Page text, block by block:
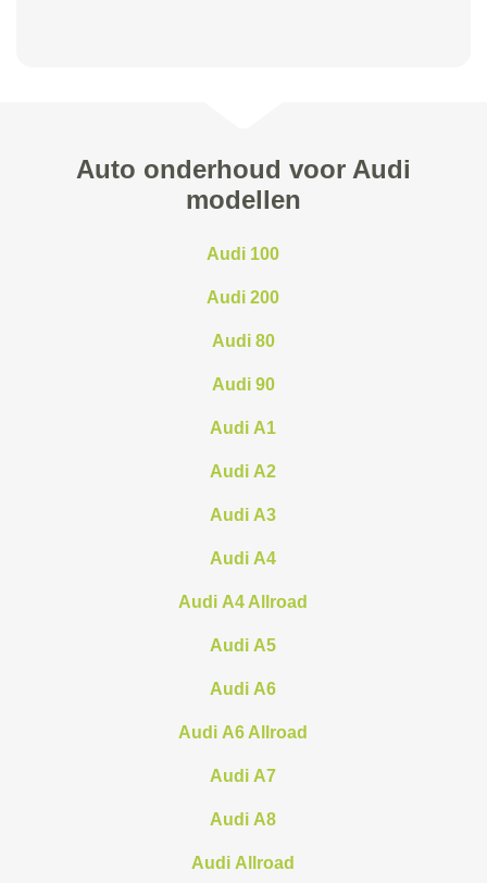
Auto onderhoud voor Audi
modellen
Audi 100
Audi 200
Audi 80
Audi 90
Audi A1
Audi A2
Audi A3
Audi A4
Audi A4 Allroad
Audi A5
Audi A6
Audi A6 Allroad
Audi A7
Audi A8
Audi Allroad